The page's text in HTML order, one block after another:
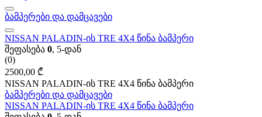
ბამპერები და დამცავები
NISSAN PALADIN-ის TRE 4X4 წინა ბამპერი
შეფასება 0, 5-დან
(0)
2500,00 ₾
NISSAN PALADIN-ის TRE 4X4 წინა ბამპერი
ბამპერები და დამცავები
NISSAN PALADIN-ის TRE 4X4 წინა ბამპერი